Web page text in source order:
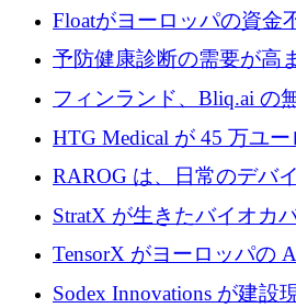
が世界をリードしようと
Floatがヨーロッパの資金
シリーズAで450万ユーロ
予防健康診断の需要が高
が 7 億ドルを調達
フィンランド、Bliq.ai の
認可
HTG Medical が 45 万ユ
尿モニタリングを自動化
証を獲得
RAROG は、日常のデバ
助ビーコンに変えるため
StratX が生きたバイオカ
ン対策に 119 万ドルを調
TensorX がヨーロッパの
有者によって決まると考
Sodex Innovations が建設